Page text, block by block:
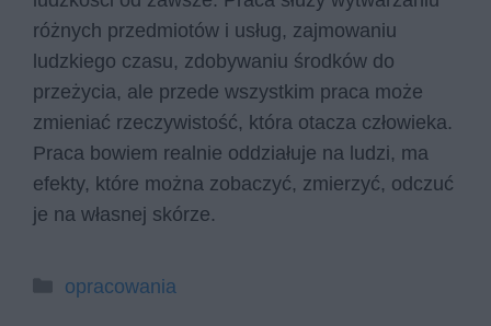
różnych przedmiotów i usług, zajmowaniu
ludzkiego czasu, zdobywaniu środków do
przeżycia, ale przede wszystkim praca może
zmieniać rzeczywistość, która otacza człowieka.
Praca bowiem realnie oddziałuje na ludzi, ma
efekty, które można zobaczyć, zmierzyć, odczuć
je na własnej skórze.
Kategorie
opracowania